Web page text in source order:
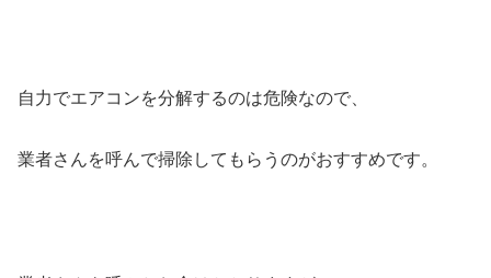
自力でエアコンを分解するのは危険なので、
業者さんを呼んで掃除してもらうのがおすすめです。